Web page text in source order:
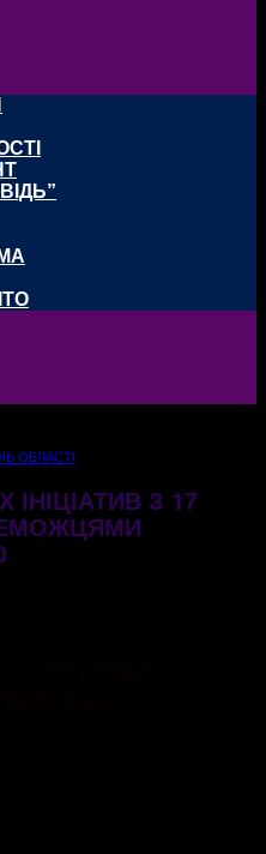
ОБЛАСТІ
З 17